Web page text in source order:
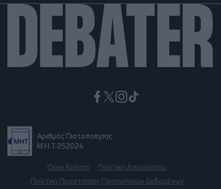
Αριθμός Πιστοποίησης
Μ.Η.Τ.252024
Όροι Χρήσης
Πολιτική Απορρήτου
Πολιτική Προστασίας Προσωπικών Δεδομένων